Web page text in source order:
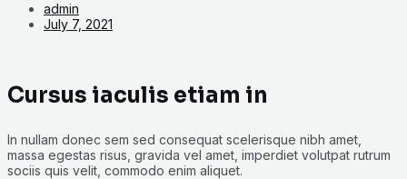
admin
July 7, 2021
Cursus iaculis etiam in
In nullam donec sem sed consequat scelerisque nibh amet,
massa egestas risus, gravida vel amet, imperdiet volutpat rutrum
sociis quis velit, commodo enim aliquet.